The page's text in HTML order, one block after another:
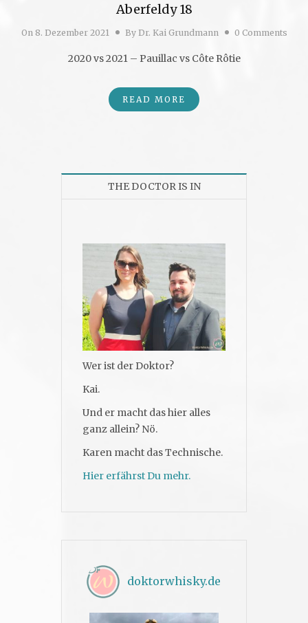
Aberfeldy 18
On 8. Dezember 2021 By Dr. Kai Grundmann 0 Comments
2020 vs 2021 – Pauillac vs Côte Rôtie
READ MORE
THE DOCTOR IS IN
Wer ist der Doktor?
Kai.
Und er macht das hier alles
ganz allein? Nö.
Karen macht das Technische.
Hier erfährst Du mehr.
doktorwhisky.de